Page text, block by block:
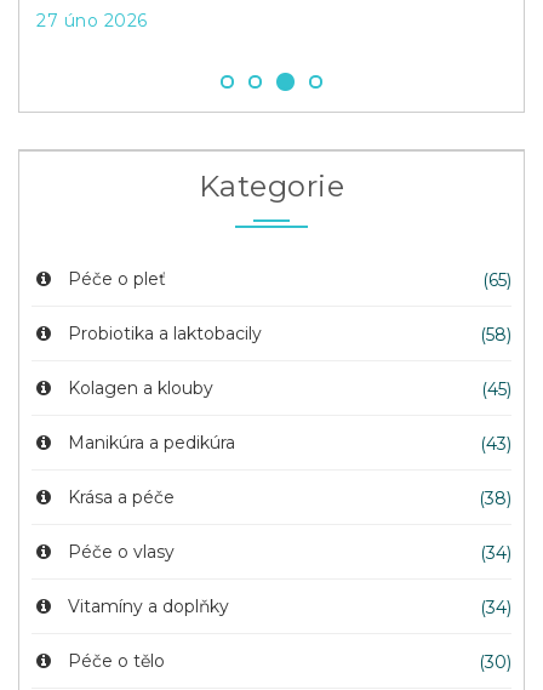
27 úno 2026
Kategorie
Péče o pleť (65)
Probiotika a laktobacily (58)
Kolagen a klouby (45)
Manikúra a pedikúra (43)
Krása a péče (38)
Péče o vlasy (34)
Vitamíny a doplňky (34)
Péče o tělo (30)